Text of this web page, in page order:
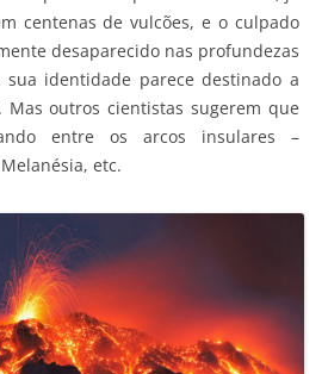
centenas de vulcões, e o culpado
desaparecido nas profundezas
identidade parece destinado a
Mas outros cientistas sugerem que
entre os arcos insulares –
etc.